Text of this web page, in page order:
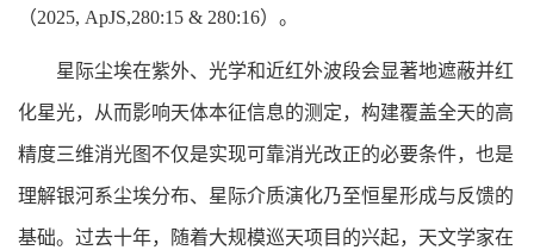
（2025, ApJS,280:15 & 280:16）。
星际尘埃在紫外、光学和近红外波段会显著地遮蔽并红
化星光，从而影响天体本征信息的测定，构建覆盖全天的高
精度三维消光图不仅是实现可靠消光改正的必要条件，也是
理解银河系尘埃分布、星际介质演化乃至恒星形成与反馈的
基础。过去十年，随着大规模巡天项目的兴起，天文学家在